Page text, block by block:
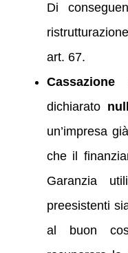
Di
art. 67.
dichiarato
un’impresa
che il
Garanzia
preesistenti
al buon